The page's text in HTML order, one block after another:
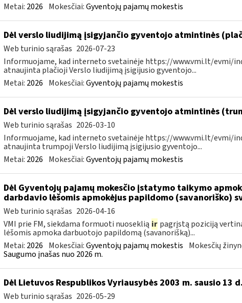
Metai: 2026 Mokesčiai:Gyventojų pajamų mokestis
Dėl verslo liudijimą įsigyjančio gyventojo atmintinės
Web turinio sąrašas 2026-07-23
Informuojame, kad interneto svetainėje https://www.vmi.lt/evmi/
atnaujinta plačioji Verslo liudijimą įsigijusio gyventojo...
Metai: 2026 Mokesčiai:Gyventojų pajamų mokestis
Dėl verslo liudijimą įsigyjančio gyventojo atmintinės
Web turinio sąrašas 2026-03-10
Informuojame, kad interneto svetainėje https://www.vmi.lt/evmi/
atnaujinta trumpoji Verslo liudijimą įsigijusio gyventojo...
Metai: 2026 Mokesčiai:Gyventojų pajamų mokestis
Dėl Gyventojų pajamų mokesčio įstatymo taikymo
darbdavio lėšomis apmokėjus papildomo (savanoriško)
Web turinio sąrašas 2026-04-16
VMI prie FM, siekdama formuoti nuoseklią ir pagrįstą poziciją
lėšomis apmoka darbuotojo papildomą (savanorišką)...
Metai: 2026 Mokesčiai:Gyventojų pajamų mokestis Mokesčių
Saugumo įnašas nuo 2026 m.
Dėl Lietuvos Respublikos Vyriausybės 2003 m. sausio 13
Web turinio sąrašas 2026-05-29